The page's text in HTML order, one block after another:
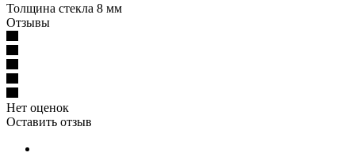
Толщина стекла 8 мм
Отзывы
Нет оценок
Оставить отзыв